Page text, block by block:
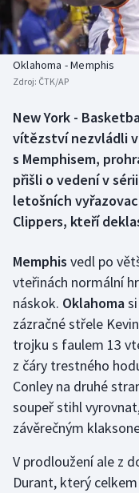
Baseball a softbal
Basketbal
Biatlon
Boby a skeleton
Box
Curling
Florbal
Futsal
Golf
Gymnastika
Házená
Soutěže
Historické návraty
Aplikace ČT sport
AZ kvíz
Oklahoma - Memphis
Zdroj: ČTK/AP
New York -
vítězství nezvládli v
s Memphisem,
přišli o vedení v
letošních
Clippers, kteří
Memphis vedl po
vteřinách normální
náskok. Oklahoma
zázračné střele
trojku s faulem 13
z čáry trestného
Conley na druhé
soupeř stihl
závěrečným
V prodloužení ale z
Durant, který